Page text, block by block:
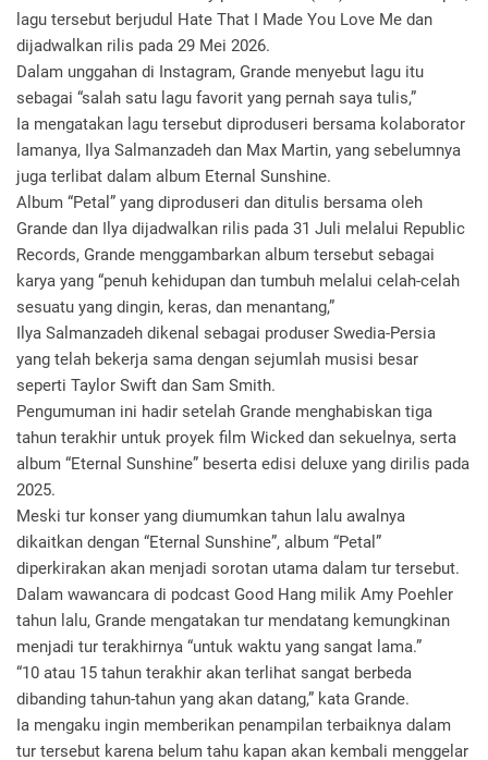
lagu tersebut berjudul Hate That I Made You Love Me dan
dijadwalkan rilis pada 29 Mei 2026.
Dalam unggahan di Instagram, Grande menyebut lagu itu
sebagai “salah satu lagu favorit yang pernah saya tulis,”
Ia mengatakan lagu tersebut diproduseri bersama kolaborator
lamanya, Ilya Salmanzadeh dan Max Martin, yang sebelumnya
juga terlibat dalam album Eternal Sunshine.
Album “Petal” yang diproduseri dan ditulis bersama oleh
Grande dan Ilya dijadwalkan rilis pada 31 Juli melalui Republic
Records, Grande menggambarkan album tersebut sebagai
karya yang “penuh kehidupan dan tumbuh melalui celah-celah
sesuatu yang dingin, keras, dan menantang,”
Ilya Salmanzadeh dikenal sebagai produser Swedia-Persia
yang telah bekerja sama dengan sejumlah musisi besar
seperti Taylor Swift dan Sam Smith.
Pengumuman ini hadir setelah Grande menghabiskan tiga
tahun terakhir untuk proyek film Wicked dan sekuelnya, serta
album “Eternal Sunshine” beserta edisi deluxe yang dirilis pada
2025.
Meski tur konser yang diumumkan tahun lalu awalnya
dikaitkan dengan “Eternal Sunshine”, album “Petal”
diperkirakan akan menjadi sorotan utama dalam tur tersebut.
Dalam wawancara di podcast Good Hang milik Amy Poehler
tahun lalu, Grande mengatakan tur mendatang kemungkinan
menjadi tur terakhirnya “untuk waktu yang sangat lama.”
“10 atau 15 tahun terakhir akan terlihat sangat berbeda
dibanding tahun-tahun yang akan datang,” kata Grande.
Ia mengaku ingin memberikan penampilan terbaiknya dalam
tur tersebut karena belum tahu kapan akan kembali menggelar